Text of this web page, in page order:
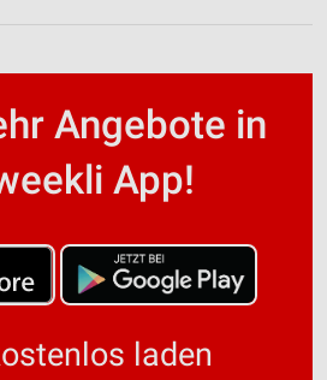
Angebote in
App!
laden